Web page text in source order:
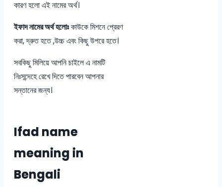
কারণ হলো এই নামের অর্থ।
ইফাদ নামের অর্থ হলোঃকাউকে মিশনে প্রেরণ
করা, দ্রুত হতে ,উচ্চ এবং কিছু উপরে হতে।
সবকিছু মিলিয়ে আপনি চাইলে এ নামটি
নিঃসন্দেহে রেখে দিতে পারবেন আপনার
সন্তানের জন্য।
Ifad name
meaning in
Bengali